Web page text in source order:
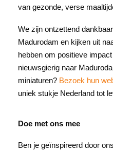
van gezonde, verse
We zijn ontzettend
Madurodam en kijken uit
hebben om positieve
nieuwsgierig naar
miniaturen? Bezoek hun
uniek stukje Nederland tot
Doe met ons mee
Ben je geïnspireerd door